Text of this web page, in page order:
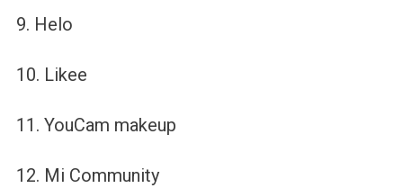
9. Helo
10. Likee
11. YouCam makeup
12. Mi Community